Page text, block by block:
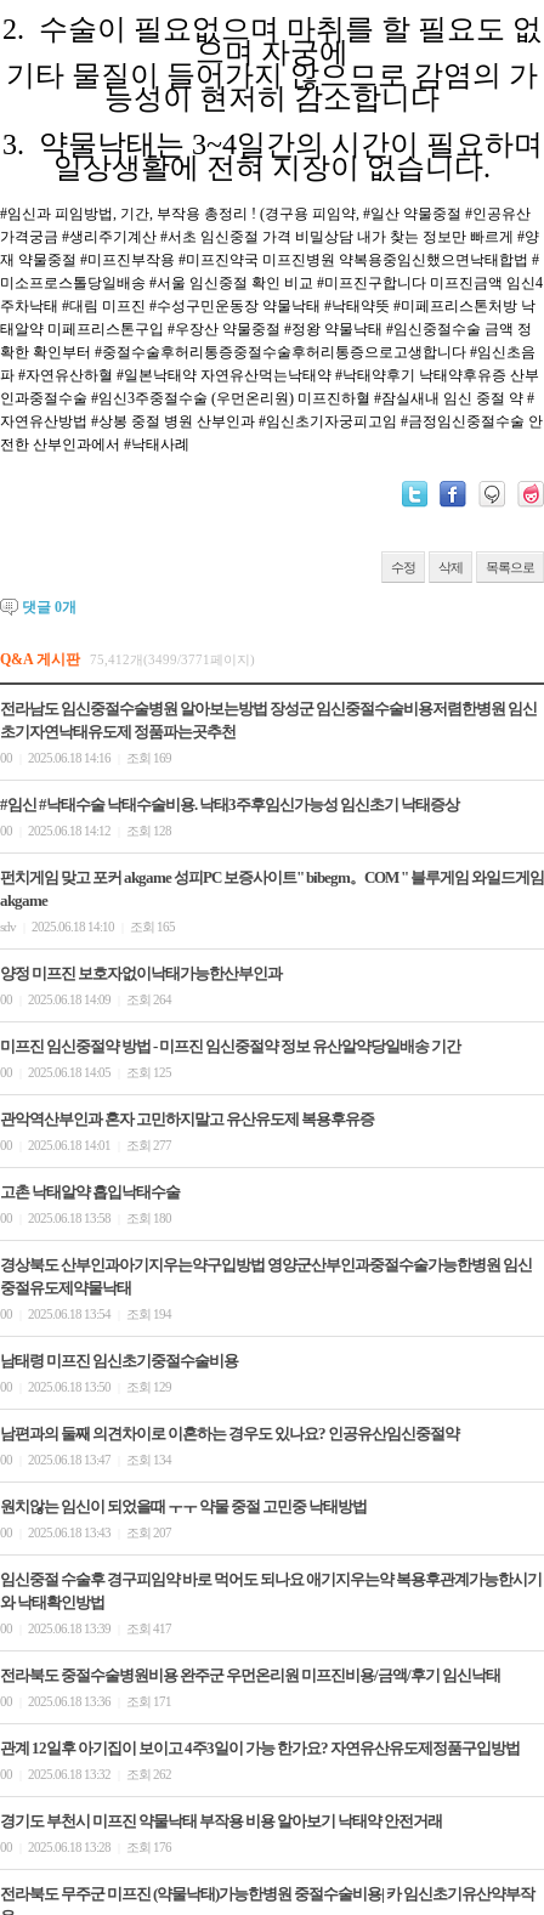
2. 수술이 필요없으며 마취를 할 필요도 없
으며 자궁에
기타 물질이 들어가지않으므로 감염의 가
능성이 현저히 감소합니다
3. 약물낙태는 3~4일간의 시간이 필요하며
일상생활에 전혀 지장이 없습니다.
#임신과 피임방법, 기간, 부작용 총정리 ! (경구용 피임약, #일산 약물중절 #인공유산
가격궁금 #생리주기계산 #서초 임신중절 가격 비밀상담 내가 찾는 정보만 빠르게 #양
재 약물중절 #미프진부작용 #미프진약국 미프진병원 약복용중임신했으면낙태합법 #
미소프로스톨당일배송 #서울 임신중절 확인 비교 #미프진구합니다 미프진금액 임신4
주차낙태 #대림 미프진 #수성구민운동장 약물낙태 #낙태약뜻 #미페프리스톤처방 낙
태알약 미페프리스톤구입 #우장산 약물중절 #정왕 약물낙태 #임신중절수술 금액 정
확한 확인부터 #중절수술후허리통증중절수술후허리통증으로고생합니다 #임신초음
파 #자연유산하혈 #일본낙태약 자연유산먹는낙태약 #낙태약후기 낙태약후유증 산부
인과중절수술 #임신3주중절수술 (우먼온리원) 미프진하혈 #잠실새내 임신 중절 약 #
자연유산방법 #상봉 중절 병원 산부인과 #임신초기자궁피고임 #금정임신중절수술 안
전한 산부인과에서 #낙태사례
수정 삭제 목록으로
댓글 0개
Q&A 게시판 75,412개(3499/3771페이지)
전라남도 임신중절수술병원 알아보는방법 장성군 임신중절수술비용저렴한병원 임신
초기자연낙태유도제 정품파는곳추천
00 2025.06.18 14:16 조회 169
#임신 #낙태수술 낙태수술비용. 낙태3주후임신가능성 임신초기 낙­태증상
00 2025.06.18 14:12 조회 128
펀치게임 맞고 포커 akgame 성피PC 보증사이트" bibegm。COM " 블루게임 와일드게임
akgame
sdv 2025.06.18 14:10 조회 165
양정 미프진 보호자없이낙태가능한산부인과
00 2025.06.18 14:09 조회 264
미프진 임신중절약 방법 - 미프진 임신중절약 정보 유산알약당일배송 기간
00 2025.06.18 14:05 조회 125
관악역산부인과 혼자 고민하지말고 유산유도제 복용후유증
00 2025.06.18 14:01 조회 277
고촌 낙태알약 흡입낙­태수술
00 2025.06.18 13:58 조회 180
경상북도 산부인과아기지우는약구입방법 영양군산부인과중절수술가능한병원 임신
중절유도제약물낙태
00 2025.06.18 13:54 조회 194
남태령 미프진 임신초기중절수술비용
00 2025.06.18 13:50 조회 129
남편과의 둘째 의견차이로 이혼하는 경우도 있나요? 인공유산임신중절약
00 2025.06.18 13:47 조회 134
원치않는 임신이 되었을때 ㅜㅜ 약물 중절 고민중 낙태방법
00 2025.06.18 13:43 조회 207
임신중절 수술후 경구피임약 바로 먹어도 되나요 애기지우는약 복용후관계가능한시기
와 낙태확인방법
00 2025.06.18 13:39 조회 417
전라북도 중절수술병원비용 완주군 우먼온리원 미프진비용/금액/후기 임신낙­태
00 2025.06.18 13:36 조회 171
관계 12일후 아기집이 보이고 4주3일이 가능 한가요? 자연유산유도제정품구입방법
00 2025.06.18 13:32 조회 262
경기도 부천시 미프진 약물낙태 부작용 비용 알아보기 낙­태약 안전거래
00 2025.06.18 13:28 조회 176
전라북도 무주군 미프진 (약물낙태)가능한병원 중절수술비용| 카 임신초기유산약부작